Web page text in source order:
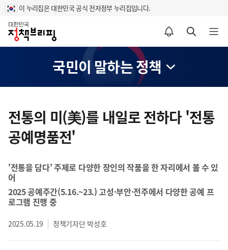
이 누리집은 대한민국 공식 전자정부 누리집입니다.
홈
알림설정 바로가기 검색 바로가기 메뉴 열기
국민이 말하는 정책
텐
츠
영
전통의 미(美)를 내일로 전하다 '전통
공예명품전'
'전통을 담다' 주제로 다양한 장인의 작품을 한 자리에서 볼 수 있
어
2025 공예주간(5.16.~23.) 고성·부안·전주에서 다양한 공예 프
로그램 진행 중
2025.05.19 정책기자단 박성호